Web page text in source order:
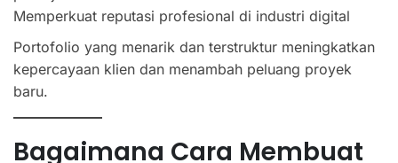
Memperkuat reputasi profesional di industri digital
Portofolio yang menarik dan terstruktur meningkatkan
kepercayaan klien dan menambah peluang proyek
baru.
Bagaimana Cara Membuat